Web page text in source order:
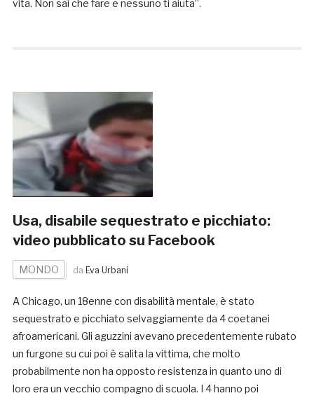
vita. Non sai che fare e nessuno ti aiuta”.
Usa, disabile sequestrato e picchiato:
video pubblicato su Facebook
MONDO da Eva Urbani
A Chicago, un 18enne con disabilità mentale, è stato
sequestrato e picchiato selvaggiamente da 4 coetanei
afroamericani. Gli aguzzini avevano precedentemente rubato
un furgone su cui poi è salita la vittima, che molto
probabilmente non ha opposto resistenza in quanto uno di
loro era un vecchio compagno di scuola. I 4 hanno poi